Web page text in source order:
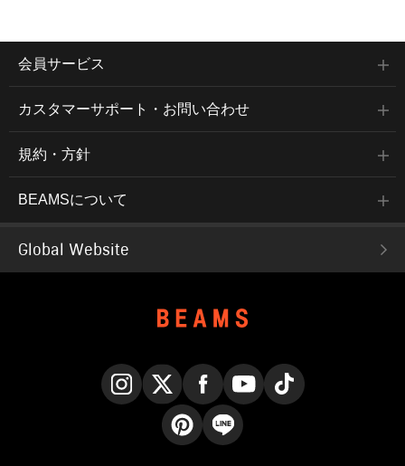
会員サービス
カスタマーサポート・お問い合わせ
規約・方針
BEAMSについて
Global Website